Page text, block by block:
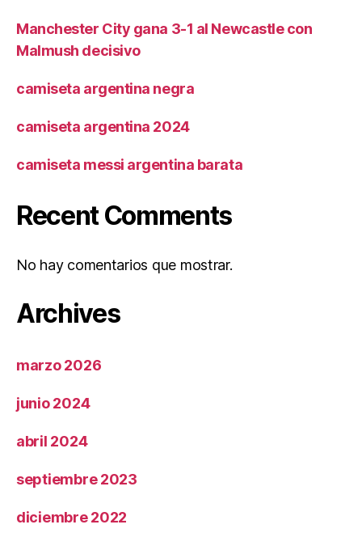
Manchester City gana 3-1 al Newcastle con
Malmush decisivo
camiseta argentina negra
camiseta argentina 2024
camiseta messi argentina barata
Recent Comments
No hay comentarios que mostrar.
Archives
marzo 2026
junio 2024
abril 2024
septiembre 2023
diciembre 2022